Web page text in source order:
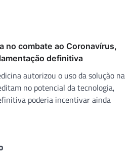
no combate ao Coronavírus,
definitiva
autorizou o uso da solução na
no potencial da tecnologia,
poderia incentivar ainda